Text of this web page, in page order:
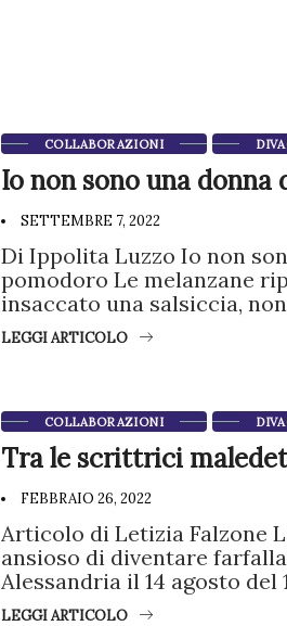
COLLABORAZIONI
Io non sono una donna
SETTEMBRE 7, 2022
Di Ippolita Luzzo Io non
pomodoro Le melanzane
insaccato una salsiccia,
LEGGI ARTICOLO
COLLABORAZIONI
Tra le scrittrici
FEBBRAIO 26, 2022
Articolo di Letizia Falzone
ansioso di diventare
Alessandria il 14 agosto del
LEGGI ARTICOLO